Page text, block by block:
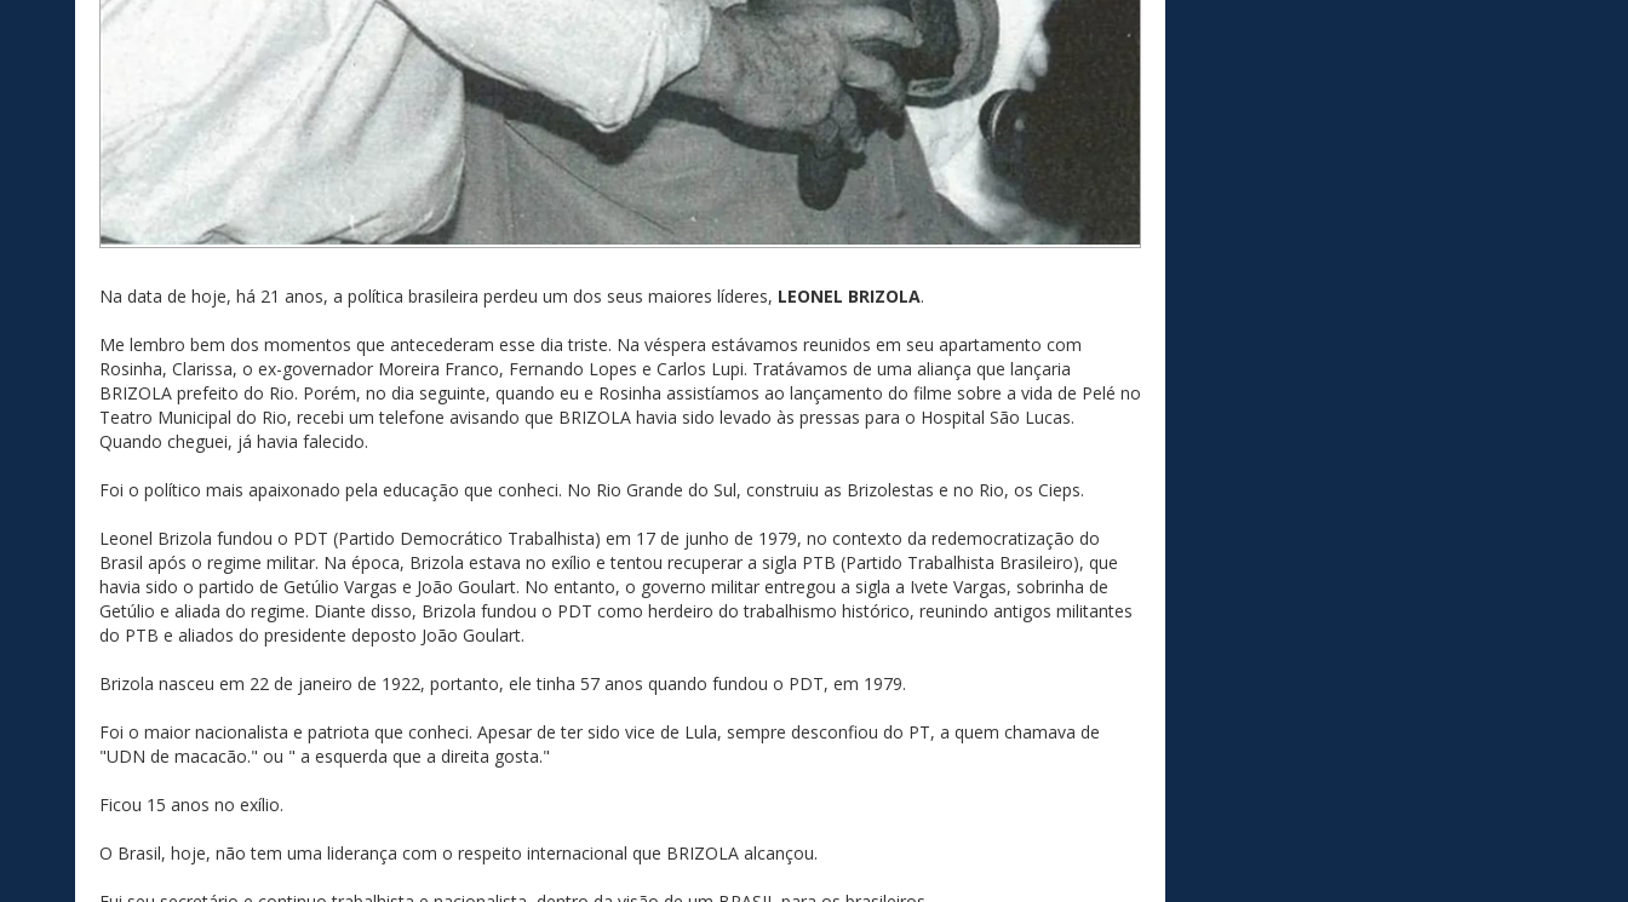
Na data de hoje, há 21 anos, a política brasileira perdeu um dos seus maiores líderes, LEONEL BRIZOLA.
Me lembro bem dos momentos que antecederam esse dia triste. Na véspera estávamos reunidos em seu apartamento com
Rosinha, Clarissa, o ex-governador Moreira Franco, Fernando Lopes e Carlos Lupi. Tratávamos de uma aliança que lançaria
BRIZOLA prefeito do Rio. Porém, no dia seguinte, quando eu e Rosinha assistíamos ao lançamento do filme sobre a vida de Pelé no
Teatro Municipal do Rio, recebi um telefone avisando que BRIZOLA havia sido levado às pressas para o Hospital São Lucas.
Quando cheguei, já havia falecido.
Foi o político mais apaixonado pela educação que conheci. No Rio Grande do Sul, construiu as Brizolestas e no Rio, os Cieps.
Leonel Brizola fundou o PDT (Partido Democrático Trabalhista) em 17 de junho de 1979, no contexto da redemocratização do
Brasil após o regime militar. Na época, Brizola estava no exílio e tentou recuperar a sigla PTB (Partido Trabalhista Brasileiro), que
havia sido o partido de Getúlio Vargas e João Goulart. No entanto, o governo militar entregou a sigla a Ivete Vargas, sobrinha de
Getúlio e aliada do regime. Diante disso, Brizola fundou o PDT como herdeiro do trabalhismo histórico, reunindo antigos militantes
do PTB e aliados do presidente deposto João Goulart.
Brizola nasceu em 22 de janeiro de 1922, portanto, ele tinha 57 anos quando fundou o PDT, em 1979.
Foi o maior nacionalista e patriota que conheci. Apesar de ter sido vice de Lula, sempre desconfiou do PT, a quem chamava de
"UDN de macacão." ou " a esquerda que a direita gosta."
Ficou 15 anos no exílio.
O Brasil, hoje, não tem uma liderança com o respeito internacional que BRIZOLA alcançou.